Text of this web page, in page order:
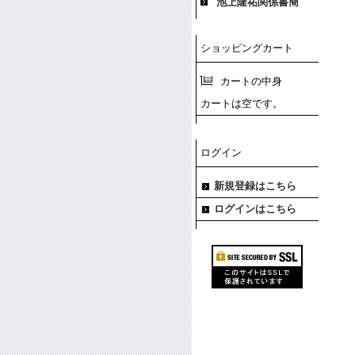
ショッピングカート
カートの中身
カートは空です。
ログイン
新規登録はこちら
ログインはこちら